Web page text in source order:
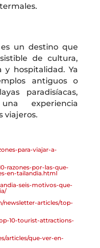
es un destino que
de cultura,
y hospitalidad. Ya
antiguos o
paradisíacas,
experiencia
viajeros.
para-viajar-a-
razones-por-las-que-
en-tailandia.html
seis-motivos-que-
newsletter-articles/top-
10-tourist-attractions-
articles/que-ver-en-